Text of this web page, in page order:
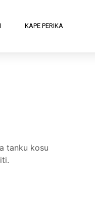
KAPE PERIKA
tanku kosu